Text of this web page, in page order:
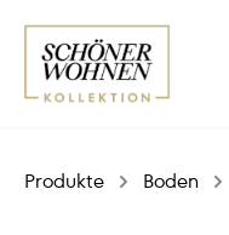
Produkte Boden